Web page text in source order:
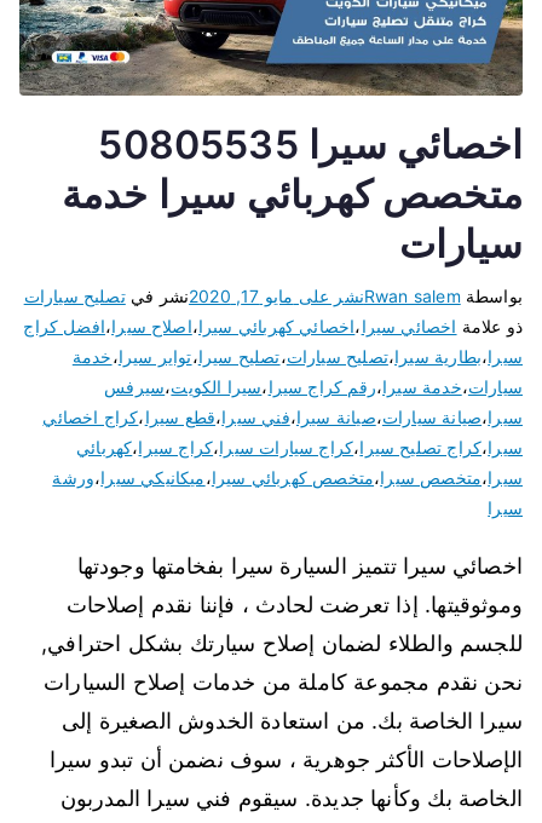
اخصائي سيرا 50805535
متخصص كهربائي سيرا خدمة
سيارات
بواسطة Rwan salemنشر على مايو 17, 2020 نشر فيتصليح سيارات
ذو علامة اخصائي سيرا،اخصائي كهربائي سيرا،اصلاح سيرا،افضل كراج
سيرا،بطارية سيرا،تصليح سيارات،تصليح سيرا،تواير سيرا،خدمة
سيارات،خدمة سيرا،رقم كراج سيرا،سيرا الكويت،سيرفس
سيرا،صيانة سيارات،صيانة سيرا،فني سيرا،قطع سيرا،كراج اخصائي
سيرا،كراج تصليح سيرا،كراج سيارات سيرا،كراج سيرا،كهربائي
سيرا،متخصص سيرا،متخصص كهربائي سيرا،ميكانيكي سيرا،ورشة
سيرا
اخصائي سيرا تتميز السيارة سيرا بفخامتها وجودتها
وموثوقيتها. إذا تعرضت لحادث ، فإننا نقدم إصلاحات
للجسم والطلاء لضمان إصلاح سيارتك بشكل احترافي,
نحن نقدم مجموعة كاملة من خدمات إصلاح السيارات
سيرا الخاصة بك. من استعادة الخدوش الصغيرة إلى
الإصلاحات الأكثر جوهرية ، سوف نضمن أن تبدو سيرا
الخاصة بك وكأنها جديدة. سيقوم فني سيرا المدربون